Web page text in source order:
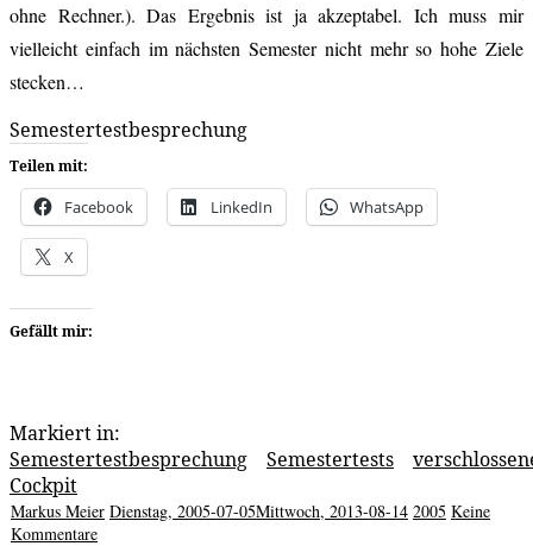
ohne Rechner.). Das Ergebnis ist ja akzeptabel. Ich muss mir
vielleicht einfach im nächsten Semester nicht mehr so hohe Ziele
stecken…
Semestertestbesprechung
Teilen mit:
Facebook LinkedIn WhatsApp
X
Gefällt mir:
Markiert in:
Semestertestbesprechung
Semestertests
Cockpit
Markus Meier Dienstag, 2005-07-05Mittwoch, 2013-08-14 2005 Keine
Kommentare